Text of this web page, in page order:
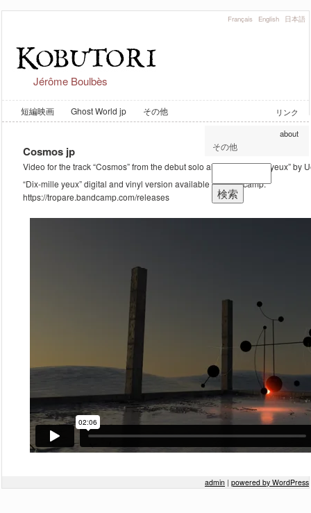
Français English 日本語
Jérôme Boulbès
リンク
about
短編映画 Ghost World jp その他
Cosmos jp
Video for the track “Cosmos” from the debut solo album “Dix-mille yeux” by
“Dix-mille yeux” digital and vinyl version available on bandcamp:
https://tropare.bandcamp.com/releases
その他
2018年6月
2015年9月
2014年3月
2013年2月
2013年1月
Meta
ログイン
admin | powered by WordPress